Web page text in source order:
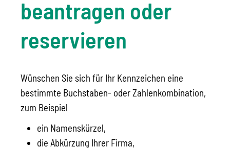
beantragen oder
reservieren
Wünschen Sie sich für Ihr Kennzeichen eine
bestimmte Buchstaben- oder Zahlenkombination,
zum Beispiel
ein Namenskürzel,
die Abkürzung Ihrer Firma,